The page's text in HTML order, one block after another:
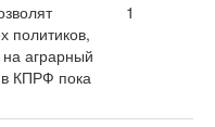
политиков,
на аграрный
КПРФ пока
1